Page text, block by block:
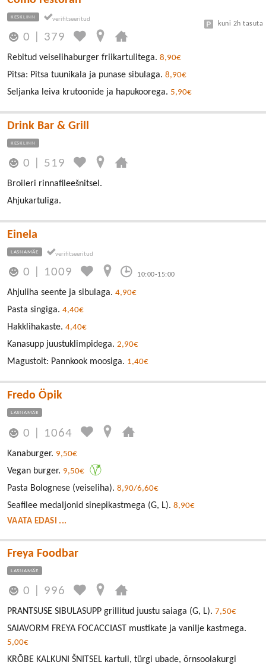
KESKLINN
0 379
kuni 2h tasuta
Rebitud veiselihaburger friikartulitega. 8,90€
Pitsa: Pitsa tuunikala ja punase sibulaga. 8,90€
Seljanka leiva krutoonide ja hapukoorega. 5,90€
Drink Bar & Grill
KESKLINN
0 519
Broileri rinnafileešnitsel.
Ahjukartuliga.
Einela
LASNAMÄE
0 1009 10:00-15:00
Ahjuliha seente ja sibulaga. 4,90€
Pasta singiga. 4,40€
Hakklihakaste. 4,40€
Kanasupp juustuklimpidega. 2,90€
Magustoit: Pannkook moosiga. 1,40€
Fredo Öpik
LASNAMÄE
0 1064
Kanaburger. 9,50€
Vegan burger. 9,50€
Pasta Bolognese (veiseliha). 8,90/6,60€
Seafilee medaljonid sinepikastmega (G, L). 8,90€
VAATA EDASI ...
Freya Foodbar
LASNAMÄE
0 996
PRANTSUSE SIBULASUPP grillitud juustu saiaga (G, L). 7,50€
SAIAVORM FREYA FOCACCIAST mustikate ja vanilje kastmega.
5,00€
KRÕBE KALKUNI ŠNITSEL kartuli, türgi ubade, õrnsoolakurgi